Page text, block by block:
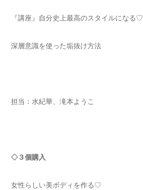
『講座』自分史上最高のスタイルになる♡
深層意識を使った垢抜け方法
担当：水紀華、滝本ようこ
◇３個購入
女性らしい美ボディを作る♡